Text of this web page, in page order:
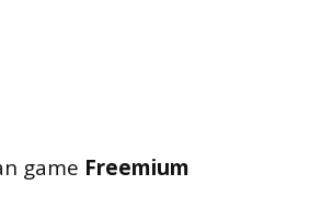
 Freemium